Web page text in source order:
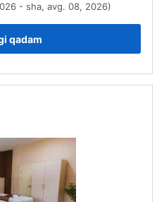
- sha, avg. 08, 2026)
qadam